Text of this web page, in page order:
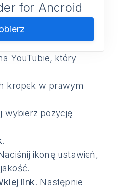
for Android
YouTubie, który
kropek w prawym
wybierz pozycję
.
ikonę ustawień,
link. Następnie